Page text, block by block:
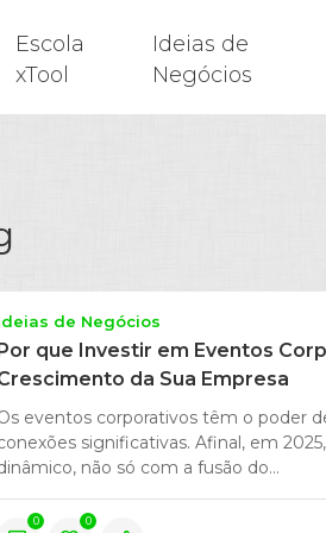
Escola
xTool
Ideias de
Negócios
de Negócios
que Investir em Eventos
da Sua Empresa
eventos corporativos têm o poder
significativas. Afinal, em
não só com a fusão do...
0 0